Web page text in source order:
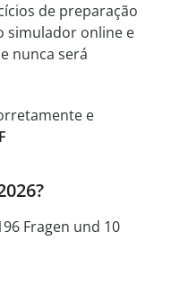
de preparação
simulador online e
nunca será
e
Fragen und 10